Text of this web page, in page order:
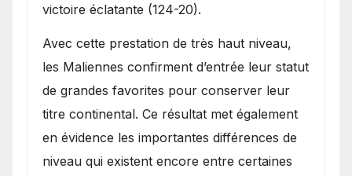
victoire éclatante (124-20).
Avec cette prestation de très haut niveau,
les Maliennes confirment d’entrée leur statut
de grandes favorites pour conserver leur
titre continental. Ce résultat met également
en évidence les importantes différences de
niveau qui existent encore entre certaines